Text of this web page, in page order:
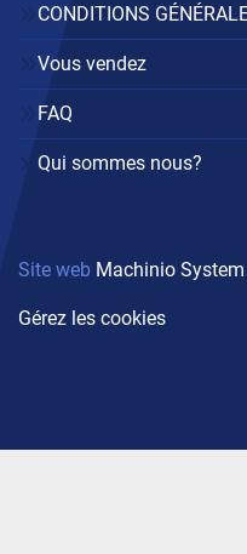
CONDITIONS
Vous vendez
FAQ
Qui sommes nous?
Site web Machinio System
Gérez les cookies